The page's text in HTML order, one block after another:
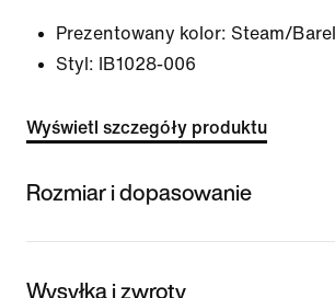
Prezentowany kolor: Steam/
Styl:
IB1028-006
Wyświetl szczegóły produktu
Rozmiar i dopasowanie
Wysyłka i zwroty